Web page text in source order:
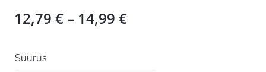
12,79 € – 14,99 €Hinnavahemik:
Suurus